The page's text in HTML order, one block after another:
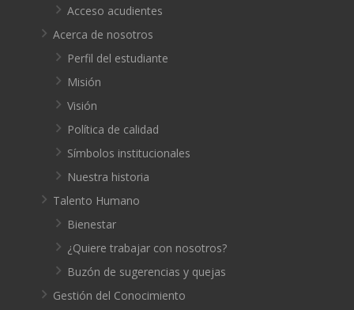
Acceso acudientes
Acerca de nosotros
Perfil del estudiante
Misión
Visión
Política de calidad
Símbolos institucionales
Nuestra historia
Talento Humano
Bienestar
¿Quiere trabajar con nosotros?
Buzón de sugerencias y quejas
Gestión del Conocimiento